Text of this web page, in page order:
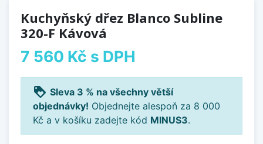
Kuchyňský dřez Blanco Subline
320-F Kávová
7 560 Kč s DPH
loyalty Sleva 3 % na všechny větší
objednávky! Objednejte alespoň za 8 000
Kč a v košíku zadejte kód MINUS3.